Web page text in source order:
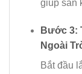
giúp sàn
Bước 3:
Ngoài
Bắt đầu